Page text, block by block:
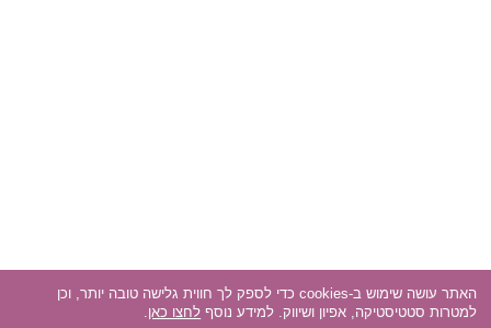
האתר עושה שימוש ב-cookies כדי לספק לך חווית גלישה טובה יותר, וכן
למטרות סטטיסטיקה, אפיון ושיווק. למידע נוסף לחצו כאן.